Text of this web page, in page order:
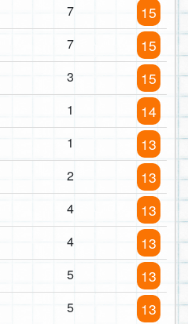
7 15
7 15
3 15
1 14
1 13
2 13
4 13
4 13
5 13
5 13